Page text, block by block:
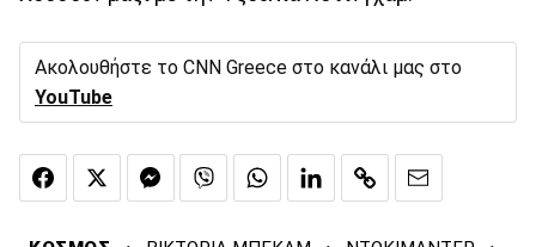
Ακολουθήστε το CNN Greece στο κανάλι μας στο
YouTube